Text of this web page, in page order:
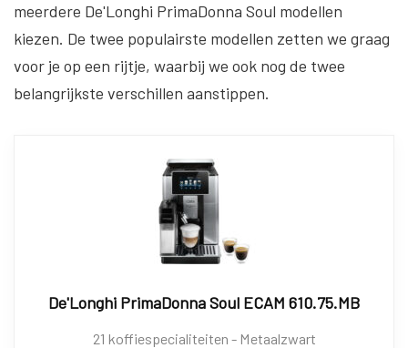
meerdere De'Longhi PrimaDonna Soul modellen
kiezen. De twee populairste modellen zetten we graag
voor je op een rijtje, waarbij we ook nog de twee
belangrijkste verschillen aanstippen.
De'Longhi PrimaDonna Soul ECAM 610.75.MB
21 koffiespecialiteiten - Metaalzwart